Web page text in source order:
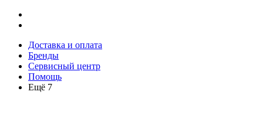
Доставка и оплата
Бренды
Сервисный центр
Помощь
Ещё 7